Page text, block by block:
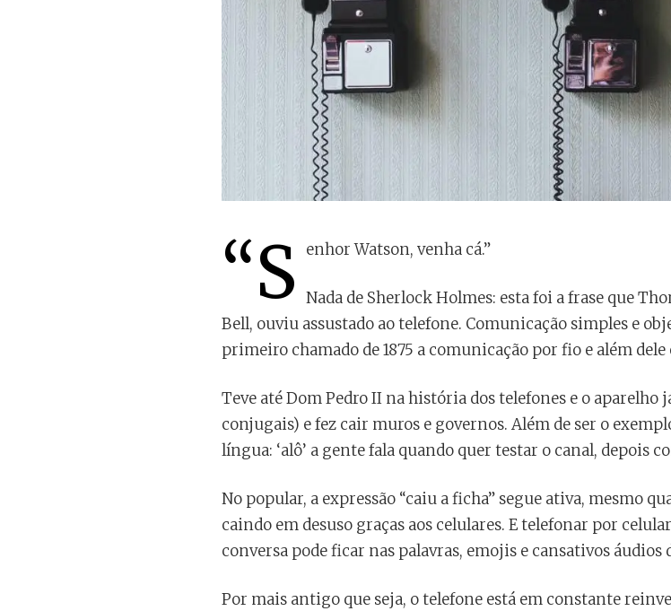
“S enhor Watson, venha cá.”
Nada de Sherlock Holmes: esta foi a frase que
Bell, ouviu assustado ao telefone. Comunicação simples e
primeiro chamado de 1875 a comunicação por fio e além
Teve até Dom Pedro II na história dos telefones e o aparelho
conjugais) e fez cair muros e governos. Além de ser o
língua: ‘alô’ a gente fala quando quer testar o canal, depois
No popular, a expressão “caiu a ficha” segue ativa, mesmo
caindo em desuso graças aos celulares. E telefonar por
conversa pode ficar nas palavras, emojis e cansativos áudios
Por mais antigo que seja, o telefone está em constante